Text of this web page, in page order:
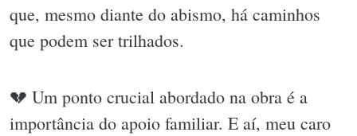
que, mesmo diante do abismo, há caminhos
que podem ser trilhados.
💔 Um ponto crucial abordado na obra é a
importância do apoio familiar. E aí, meu caro